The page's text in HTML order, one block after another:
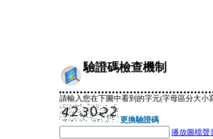
驗證碼檢查機制
請輸入您在下圖中看到的字元(字母區分大小
更換驗證碼
播放圖檔聲